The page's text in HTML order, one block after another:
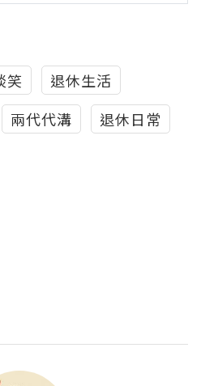
笑
退休生活
兩代代溝 退休日常